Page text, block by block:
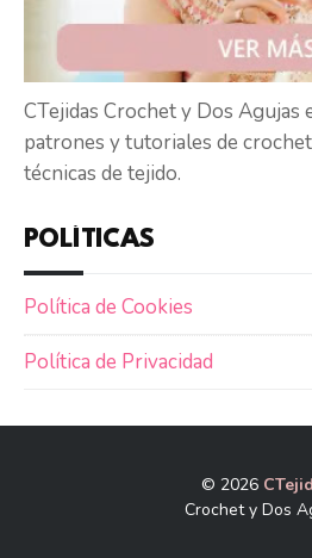
CTejidas Crochet y Dos Agujas
patrones y tutoriales de
técnicas de tejido.
POLÍTICAS
Política de Cookies
Política de Privacidad
© 2026
Crochet y Dos